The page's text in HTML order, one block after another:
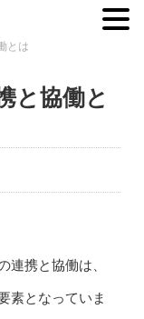
とは
と協働と
連携と協働は、
素となっていま